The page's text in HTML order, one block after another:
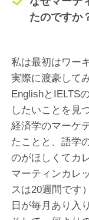
たのですか
私は最初はワー
実際に渡豪して
EnglishとIELTS
したいことを見
経済学のマーケ
たことと、語学
のがほしくてカ
マーティンカレ
スは20週間です
日が毎月あり入